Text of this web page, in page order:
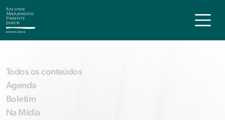
Todos os conteúdos
Agenda
Boletim
Na Mídia